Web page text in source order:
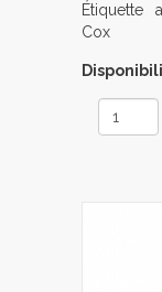
Étiquette
Cox